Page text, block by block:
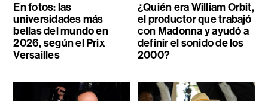
En fotos: las
universidades más
bellas del mundo en
2026, según el Prix
Versailles
¿Quién era William Orbit,
el productor que trabajó
con Madonna y ayudó a
definir el sonido de los
2000?